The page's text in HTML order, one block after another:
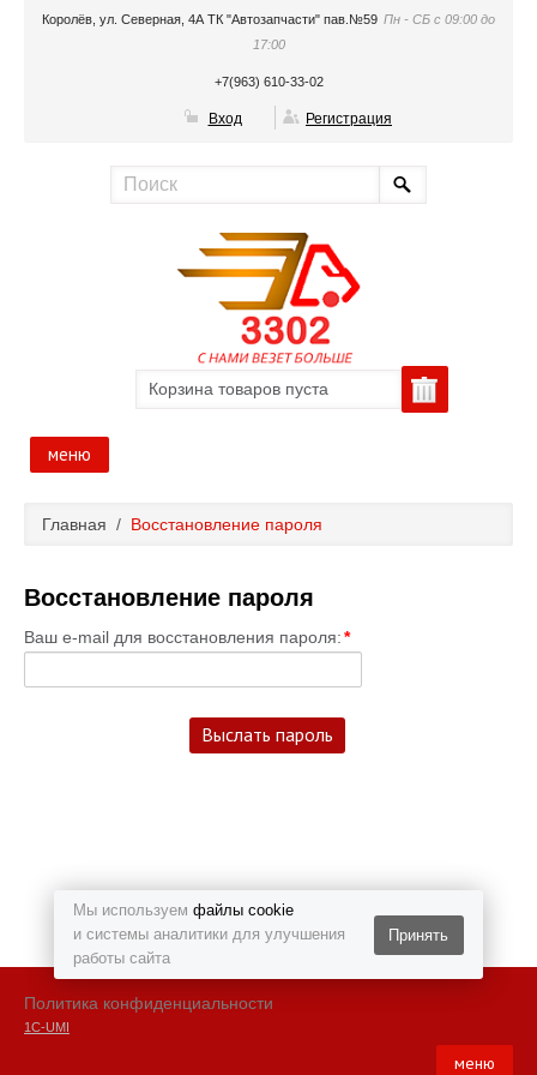
Мы используем файлы cookie
и системы аналитики для улучшения
работы сайта
Принять
Королёв, ул. Северная, 4А ТК "Автозапчасти" пав.№59 Пн - СБ с 09:00 до
17:00
+7(963) 610-33-02
Вход Регистрация
Корзина товаров пуста
меню
Покупка и оплата
Главная / Восстановление пароля
Восстановление пароля
Ваш e-mail для восстановления пароля:*
Политика конфиденциальности
1С-UMI
меню